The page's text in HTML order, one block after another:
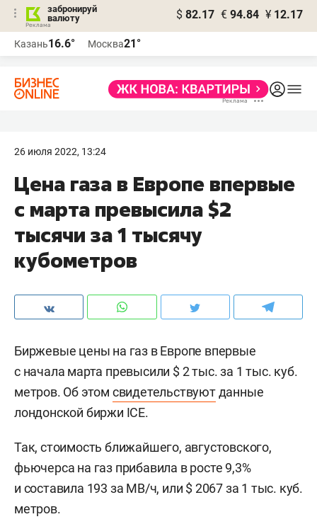
забронируй
валюту
$ 82.17 € 94.84 ¥ 12.17
Казань16.6° Москва21°
26 июля 2022, 13:24
Цена газа в Европе впервые
с марта превысила $2
тысячи за 1 тысячу
кубометров
Биржевые цены на газ в Европе впервые
с начала марта превысили $ 2 тыс. за 1 тыс. куб.
метров. Об этом свидетельствуютданные
лондонской биржи ICE.
Так, стоимость ближайшего, августовского,
фьючерса на газ прибавила в росте 9,3%
и составила 193 за МВ/ч, или $ 2067 за 1 тыс. куб.
метров.